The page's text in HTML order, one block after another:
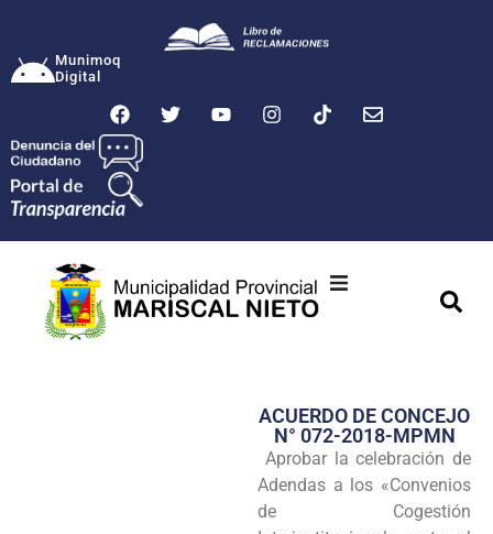
Munimoq
Digital
Transparencia
Programas
ACUERDO DE CONCEJO
N° 072-2018-MPMN
Aprobar la celebración de
Adendas a los «Convenios
de Cogestión